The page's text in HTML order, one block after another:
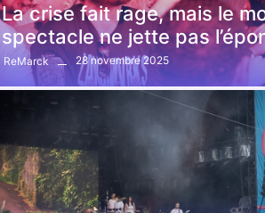
La crise fait rage, mais le
spectacle ne jette pas
ReMarck 28 novembre 2025